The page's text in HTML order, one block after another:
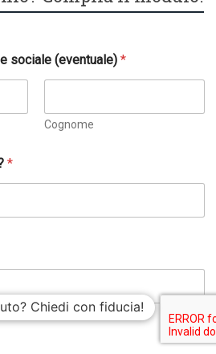
sociale (eventuale)*
Cognome
*
Chiedi con fiducia!